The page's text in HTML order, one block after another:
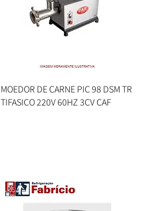
Visualização rápida
MOEDOR DE CARNE PIC 98 DSM TR
TIFASICO 220V 60HZ 3CV CAF